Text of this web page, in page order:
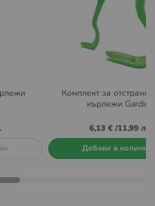
Комплект за
кърлежи Gardigo
6,13 €/11,99 лв.
Добави в